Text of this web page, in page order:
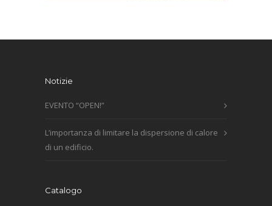
Notizie
EVENTO “OPEN!”
L’importanza di limitare la dispersione di calore
di un edificio.
Catalogo